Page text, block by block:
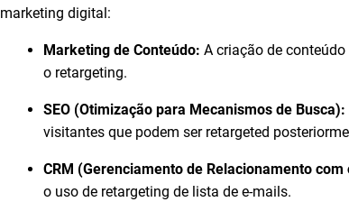
marketing digital:
Marketing de Conteúdo: A criação de
o retargeting.
SEO (Otimização para Mecanismos de Busca):
visitantes que podem ser retargeted
CRM (Gerenciamento de Relacionamento com
o uso de retargeting de lista de e-mails.